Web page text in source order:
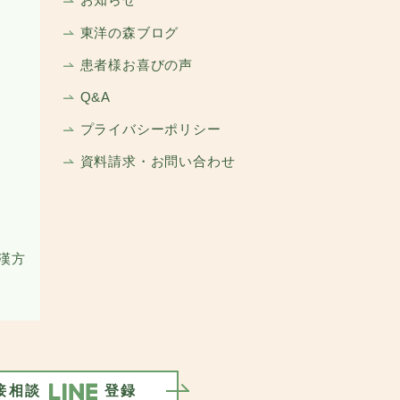
方
東洋の森ブログ
患者様お喜びの声
Q&A
プライバシーポリシー
資料請求・お問い合わせ
相談 登録